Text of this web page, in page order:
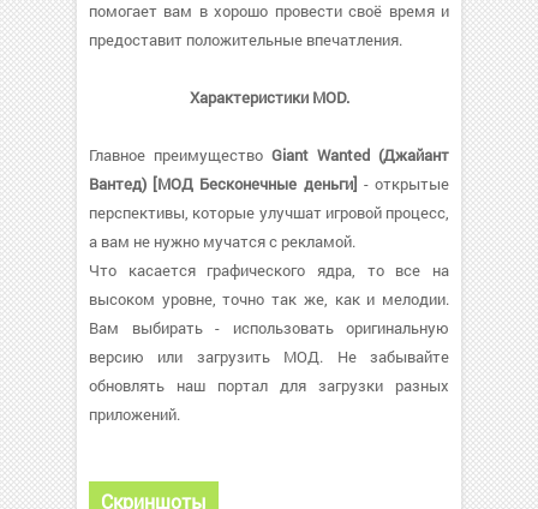
помогает вам в хорошо провести своё время и
предоставит положительные впечатления.
Характеристики MOD.
Главное преимущество Giant Wanted (Джайант
Вантед) [МОД Бесконечные деньги] - открытые
перспективы, которые улучшат игровой процесс,
а вам не нужно мучатся с рекламой.
Что касается графического ядра, то все на
высоком уровне, точно так же, как и мелодии.
Вам выбирать - использовать оригинальную
версию или загрузить МОД. Не забывайте
обновлять наш портал для загрузки разных
приложений.
Скриншоты